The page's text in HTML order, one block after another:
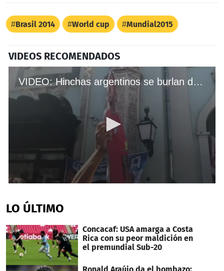
Brasil 2014 World cup Mundial2015
VIDEOS RECOMENDADOS
VIDEO: Hinchas argentinos se burlan de Chile y "entierran" a Vidal
of
40
LO ÚLTIMO
Concacaf: USA amarga a Costa
Rica con su peor maldición en
el premundial Sub-20